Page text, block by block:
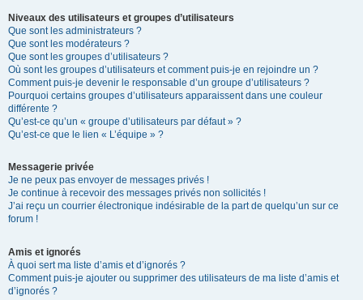
Niveaux des utilisateurs et groupes d’utilisateurs
Que sont les administrateurs ?
Que sont les modérateurs ?
Que sont les groupes d’utilisateurs ?
Où sont les groupes d’utilisateurs et comment puis-je en rejoindre un ?
Comment puis-je devenir le responsable d’un groupe d’utilisateurs ?
Pourquoi certains groupes d’utilisateurs apparaissent dans une couleur
différente ?
Qu’est-ce qu’un « groupe d’utilisateurs par défaut » ?
Qu’est-ce que le lien « L’équipe » ?
Messagerie privée
Je ne peux pas envoyer de messages privés !
Je continue à recevoir des messages privés non sollicités !
J’ai reçu un courrier électronique indésirable de la part de quelqu’un sur ce
forum !
Amis et ignorés
À quoi sert ma liste d’amis et d’ignorés ?
Comment puis-je ajouter ou supprimer des utilisateurs de ma liste d’amis et
d’ignorés ?